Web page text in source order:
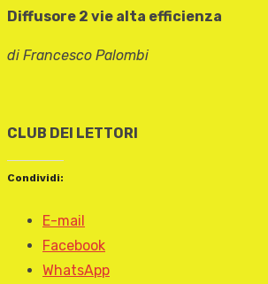
Diffusore 2 vie alta efficienza
di Francesco Palombi
CLUB DEI LETTORI
Condividi:
E-mail
Facebook
WhatsApp